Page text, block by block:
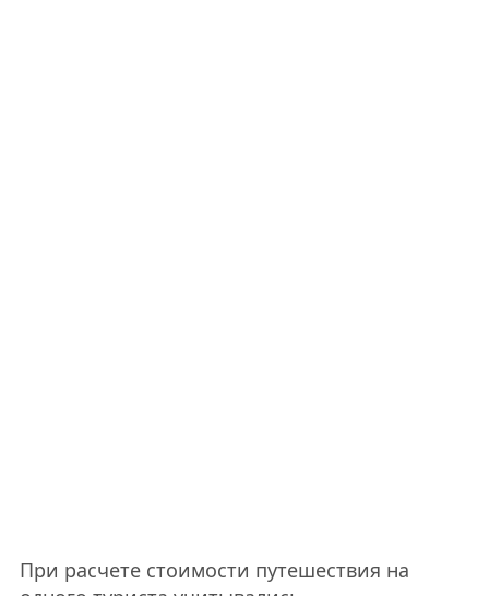
При расчете стоимости путешествия на